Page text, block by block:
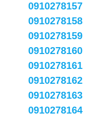
0910278157
0910278158
0910278159
0910278160
0910278161
0910278162
0910278163
0910278164